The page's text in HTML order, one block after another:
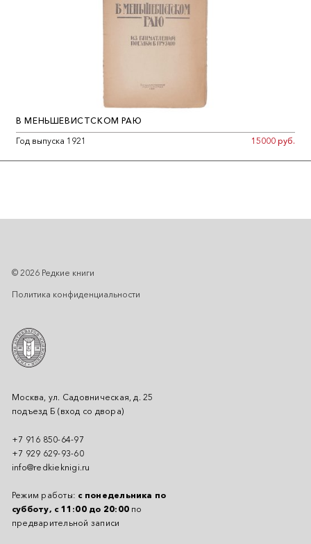
В МЕНЬШЕВИСТСКОМ РАЮ
Год выпуска 1921
15000 руб.
Москва, ул. Садовническая, д. 25
подъезд Б (вход со двора)
+7 916 850-64-97
+7 929 629-93-60
info@redkieknigi.ru
Режим работы: с понедельника по
субботу, с 11:00 до 20:00 по
предварительной записи
© 2026 Редкие книги
Политика конфиденциальности